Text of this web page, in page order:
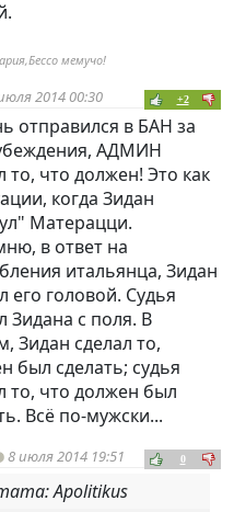
мемучо!
2014 00:30 +2
отправился в БАН за
АДМИН
то, что должен! Это как
когда Зидан
Матерацци.
в ответ на
итальянца, Зидан
его головой. Судья
Зидана с поля. В
Зидан сделал то,
был сделать; судья
то, что должен был
Всё по-мужски...
8 июля 2014 19:51 0
Apolitikus